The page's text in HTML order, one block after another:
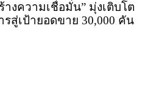
างความเชื่อมั่น” มุ่งเติบโต
สู่เป้ายอดขาย 30,000 คัน